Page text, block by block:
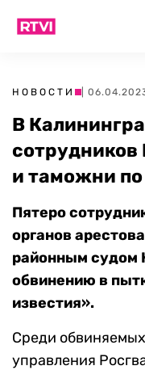
НОВОСТИ |
В
сотрудников
и таможни
Пятеро
органов
районным судом
обвинению в
известия».
Среди
управления